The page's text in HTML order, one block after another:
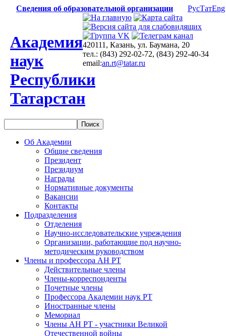
Сведения об образовательной организации РусТатEng
Академия
наук
Республики
Татарстан
420111, Казань, ул. Баумана, 20
тел.: (843) 292-02-72, (843) 292-40-34
email:an.rt@tatar.ru
Об Академии
Общие сведения
Президент
Президиум
Награды
Нормативные документы
Вакансии
Контакты
Подразделения
Отделения
Научно-исследовательские учреждения
Организации, работающие под научно-
методическим руководством
Члены и профессора АН РТ
Действительные члены
Члены-корреспонденты
Почетные члены
Профессора Академии наук РТ
Иностранные члены
Мемориал
Члены АН РТ - участники Великой
Отечественной войны